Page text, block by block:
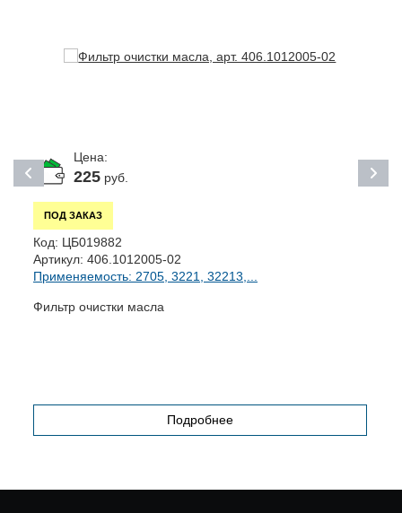
Цена:
225руб.
ПОД ЗАКАЗ
Код: ЦБ019882
Артикул: 406.1012005-02
Применяемость: 2705, 3221, 32213,...
Фильтр очистки масла
Подробнее